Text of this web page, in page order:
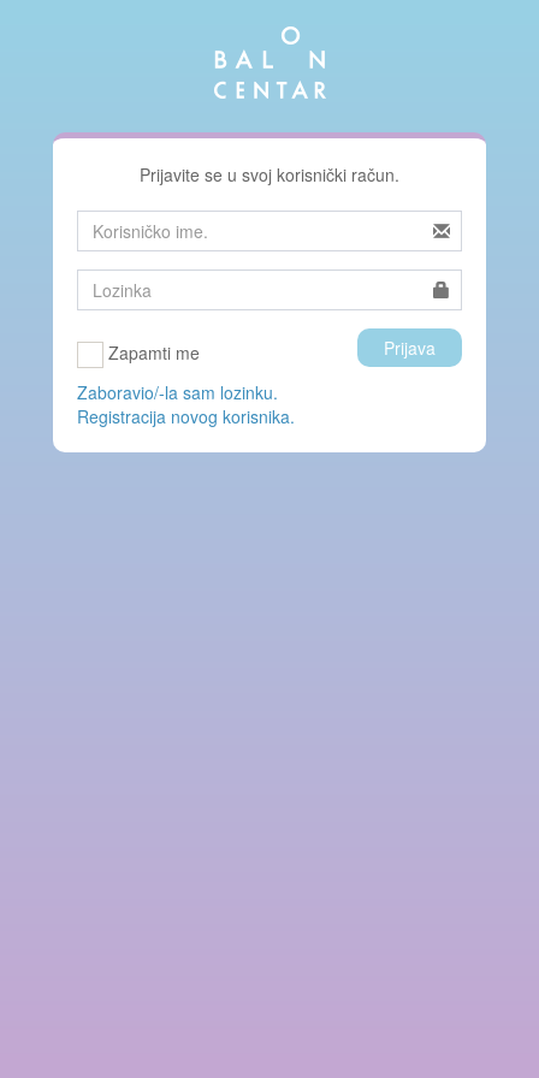
Prijavite se u svoj korisnički račun.
Zapamti me
Prijava
Zaboravio/-la sam lozinku.
Registracija novog korisnika.